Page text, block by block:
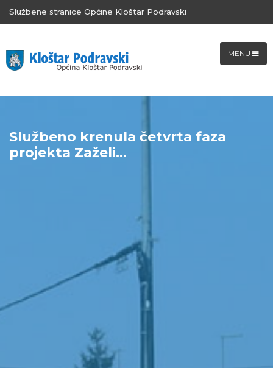
Službene stranice Općine Kloštar Podravski
MENU
Službeno krenula četvrta faza
projekta Zaželi...